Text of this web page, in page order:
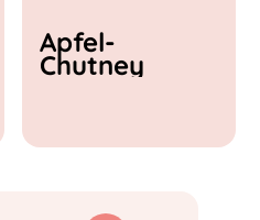
Apfel-
Chutney